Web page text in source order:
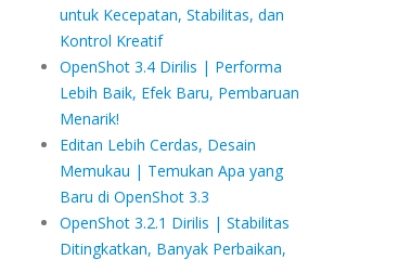
untuk Kecepatan, Stabilitas, dan
Kontrol Kreatif
OpenShot 3.4 Dirilis | Performa
Lebih Baik, Efek Baru, Pembaruan
Menarik!
Editan Lebih Cerdas, Desain
Memukau | Temukan Apa yang
Baru di OpenShot 3.3
OpenShot 3.2.1 Dirilis | Stabilitas
Ditingkatkan, Banyak Perbaikan,